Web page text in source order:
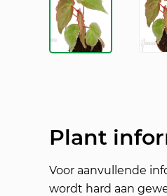
Plant
Voor aanvullende
wordt hard aan